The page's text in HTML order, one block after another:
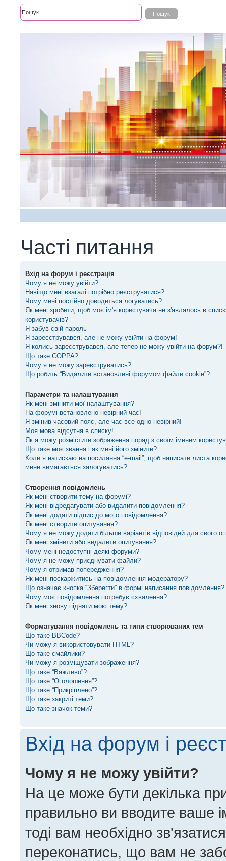
Часті питання
Вхід на форум і реєстрація
Чому я не можу увійти?
Навіщо мені взагалі потрібно реєструватися?
Чому мені постійно доводиться логуватись?
Як мені зробити, щоб моє ім'я користувача не з'являлось в
користувачів?
Я забув свій пароль
Я зареєструвався, але не можу увійти на форум!
Я колись зареєструвався, але тепер не можу увійти на форум?!
Що таке COPPA?
Чому я не можу зареєструватись?
Що робить “Видалити встановлені форумом файли cookie”?
Параметри та налаштування
Як мені змінити мої налаштування?
На форумі встановлено невірний час!
Я змінив часовий пояс, але час все одно невірний!
Моя мова відсутня в списку!
Як я можу розмістити зображення поряд з своїм іменем
Що таке моє звання і як мені його змінити?
Коли я натискаю на посилання “e-mail”, щоб написати листа
мене вимагається залогуватись?
Створення повідомлень
Як мені створити тему на форумі?
Як мені відредагувати або видалити повідомлення?
Як мені додати підпис до мого повідомлення?
Як мені створити опитування?
Чому я не можу додати більше варіантів відповідей для свого
Як мені змінити або видалити опитування?
Чому мені недоступні деякі форуми?
Чому я не можу приєднувати файли?
Чому я отримав попередження?
Як мені поскаржитись на повідомлення модератору?
Що означає кнопка “Зберегти” в формі написання повідомлення?
Чому моє повідомлення потребує схвалення?
Як мені знову підняти мою тему?
Форматування повідомлень та типи створюваних тем
Що таке BBCode?
Чи можу я використовувати HTML?
Що таке смайлики?
Чи можу я розміщувати зображення?
Що таке “Важливо”?
Що таке “Оголошення”?
Що таке “Прикріплено”?
Що таке закриті теми?
Що таке значок теми?
Вхід на форум і
Чому я не можу увійти?
На це може бути декілька
правильно ви вводите ваше
тоді вам необхідно
переконатись, що вам не